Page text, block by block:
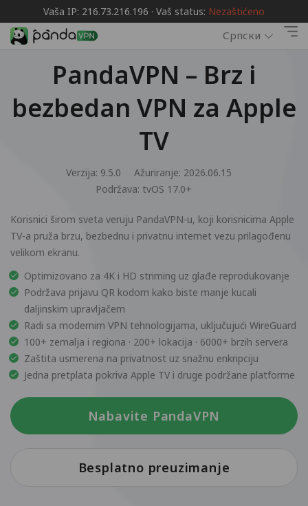
Vaša IP: 216.73.216.196 · Vaš status: Nezaštićeno
Српски
PandaVPN – Brz i
bezbedan VPN za Apple
TV
Verzija: 9.5.0
Ažuriranje: 2026.06.15
Podržava: tvOS 17.0+
Korisnici širom sveta veruju PandaVPN-u, koji korisnicima Apple
TV-a pruža brzu, bezbednu i privatnu internet vezu prilagođenu
velikom ekranu.
Optimizovano za 4K i HD striming uz glađe reprodukovanje
Podržava prijavu QR kodom kako biste manje kucali
daljinskim upravljačem
Radi sa modernim VPN tehnologijama, uključujući WireGuard
100+ zemalja i regiona · 200+ lokacija · 6000+ brzih servera
Zaštita usmerena na privatnost uz snažnu enkripciju
Jedna pretplata pokriva Apple TV i druge podržane platforme
Nabavite PandaVPN
Besplatno preuzimanje